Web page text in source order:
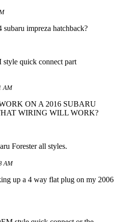
impreza hatchback?
quick connect part
AM
ON A 2016 SUBARU
WIRING WILL WORK?
Forester all styles.
AM
up a 4 way flat plug on my 2006